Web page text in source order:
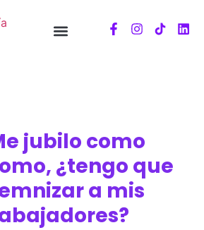
jubilo como
¿tengo que
a mis